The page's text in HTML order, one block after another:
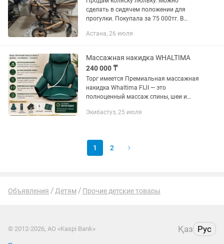
сделать в сидячем положении для
прогулки. Покупала за 75 000тг. В
вместимая сумка, нарукавники (чтоб
Астана, 26 июля
Массажная накидка WHALTIMA
240 000 ₸
Торг имеется Премиальная массажная
накидка Whaltima FIJI — это
полноценный массаж спины, шеи и
офисе или автомобиле. Сочетает
Экибастуз, 25 июля
1 2
Объявления Детям Прочие детские товары
© 2012-2026, АО «Kaspi Bank» Қаз Рус